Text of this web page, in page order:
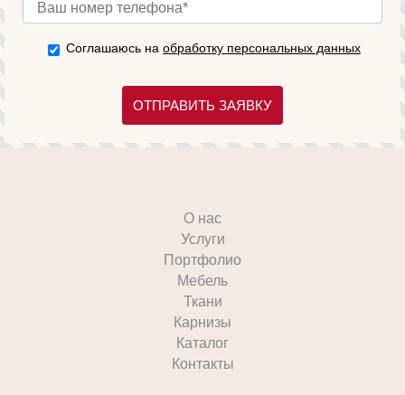
Соглашаюсь на обработку персональных данных
ОТПРАВИТЬ ЗАЯВКУ
О нас
Услуги
Портфолио
Мебель
Ткани
Карнизы
Каталог
Контакты